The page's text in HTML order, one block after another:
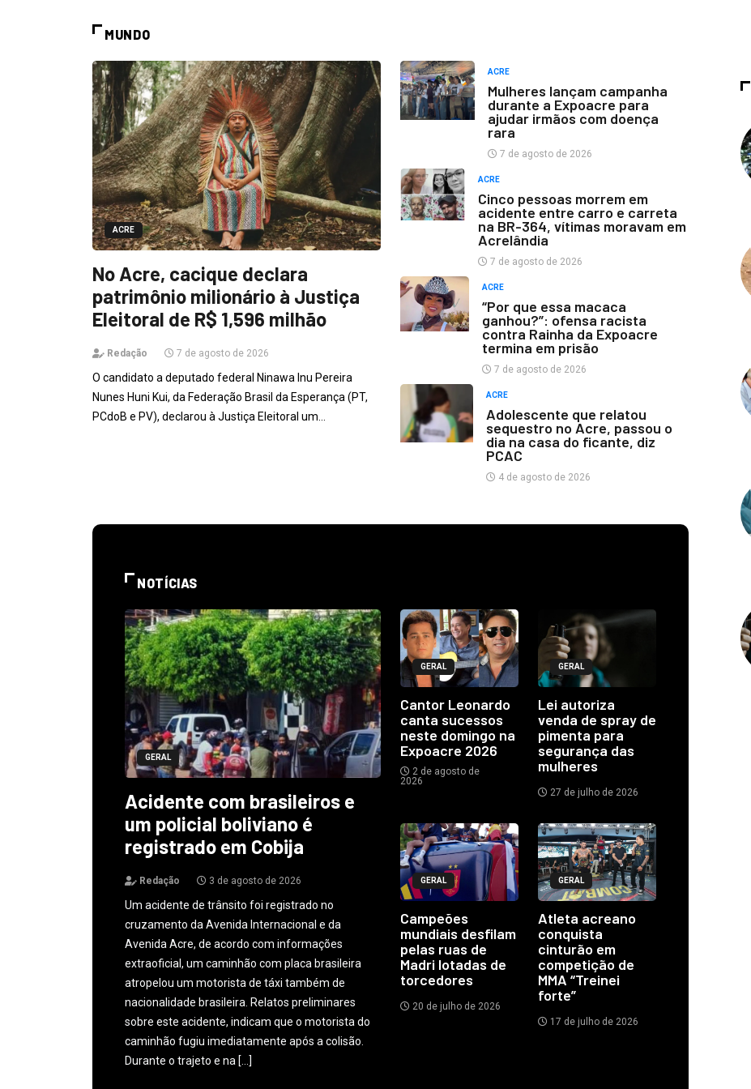
MUNDO
ACRE
No Acre, cacique declara
patrimônio milionário à Justiça
Eleitoral de R$ 1,596 milhão
Redação 7 de agosto de 2026
O candidato a deputado federal Ninawa Inu Pereira
Nunes Huni Kui, da Federação Brasil da Esperança (PT,
PCdoB e PV), declarou à Justiça Eleitoral um…
ACRE
Mulheres lançam campanha
durante a Expoacre para
ajudar irmãos com doença
rara
7 de agosto de 2026
ACRE
Cinco pessoas morrem em
acidente entre carro e carreta
na BR-364, vítimas moravam em
Acrelândia
7 de agosto de 2026
ACRE
“Por que essa macaca
ganhou?”: ofensa racista
contra Rainha da Expoacre
termina em prisão
7 de agosto de 2026
ACRE
Adolescente que relatou
sequestro no Acre, passou o
dia na casa do ficante, diz
PCAC
4 de agosto de 2026
NOTÍCIAS
GERAL
Acidente com brasileiros e
um policial boliviano é
registrado em Cobija
Redação 3 de agosto de 2026
Um acidente de trânsito foi registrado no
cruzamento da Avenida Internacional e da
Avenida Acre, de acordo com informações
extraoficial, um caminhão com placa brasileira
atropelou um motorista de táxi também de
nacionalidade brasileira. Relatos preliminares
sobre este acidente, indicam que o motorista do
caminhão fugiu imediatamente após a colisão.
Durante o trajeto e na […]
GERAL
Cantor Leonardo
canta sucessos
neste domingo na
Expoacre 2026
2 de agosto de
2026
GERAL
Lei autoriza
venda de spray de
pimenta para
segurança das
mulheres
27 de julho de 2026
GERAL
Campeões
mundiais desfilam
pelas ruas de
Madri lotadas de
torcedores
20 de julho de 2026
GERAL
Atleta acreano
conquista
cinturão em
competição de
MMA “Treinei
forte”
17 de julho de 2026